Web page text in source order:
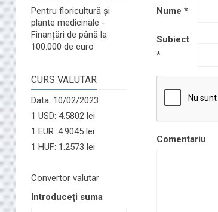
Pentru floricultură și
plante medicinale -
Finanțări de până la
100.000 de euro
CURS VALUTAR
Data: 10/02/2023
1 USD: 4.5802 lei
1 EUR: 4.9045 lei
1 HUF: 1.2573 lei
Convertor valutar
Introduceţi suma
Nume *
Subiect
*
Comentariu